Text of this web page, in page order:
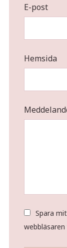
E-post
Hemsida
Spara